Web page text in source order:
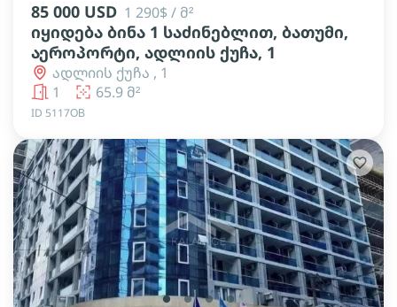
85 000 USD 1 290$ / მ²
იყიდება ბინა 1 საძინებლით, ბათუმი,
აეროპორტი, ადლიის ქუჩა, 1
ადლიის ქუჩა , 1
1
65.9 მ²
ID 5117ОВ
lens lens lens lens